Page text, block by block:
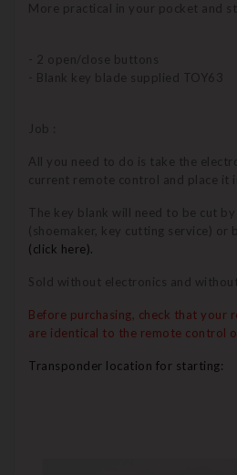
More practical in your pocket and
- 2 open/close buttons
- Blank key blade supplied TOY63
Job :
All you need to do is take the
current remote control and place it
The key blank will need to be cut
(shoemaker, key cutting service) or
(click here).
Sold without electronics and
Before purchasing, check that your
are identical to the remote control
Transponder location for starting: